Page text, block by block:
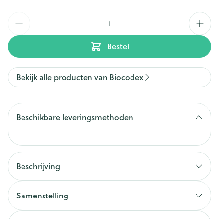
Bestel
Bekijk alle producten van Biocodex
Beschikbare leveringsmethoden
Beschrijving
Samenstelling